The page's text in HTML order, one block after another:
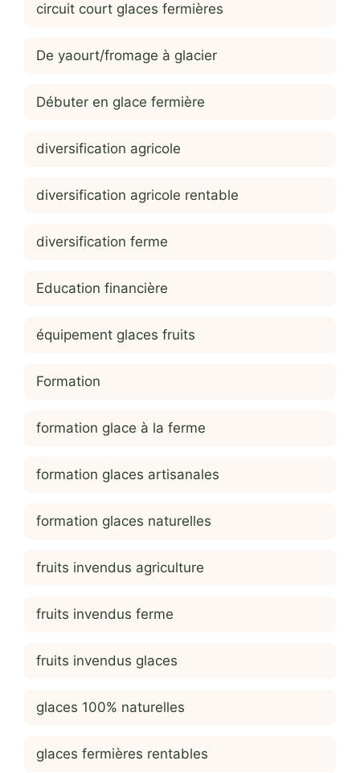
circuit court glaces fermières
De yaourt/fromage à glacier
Débuter en glace fermière
diversification agricole
diversification agricole rentable
diversification ferme
Education financière
équipement glaces fruits
Formation
formation glace à la ferme
formation glaces artisanales
formation glaces naturelles
fruits invendus agriculture
fruits invendus ferme
fruits invendus glaces
glaces 100% naturelles
glaces fermières rentables